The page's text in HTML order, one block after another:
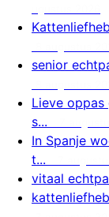
senior
Lieve oppas
s...
In Spanje
t...
vitaal